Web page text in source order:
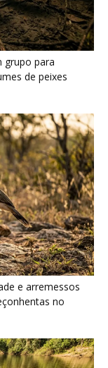
e arremessos
no
subaquática